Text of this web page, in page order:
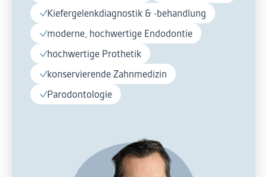
Kiefergelenkdiagnostik & -behandlung
moderne, hochwertige Endodontie
hochwertige Prothetik
konservierende Zahnmedizin
Parodontologie